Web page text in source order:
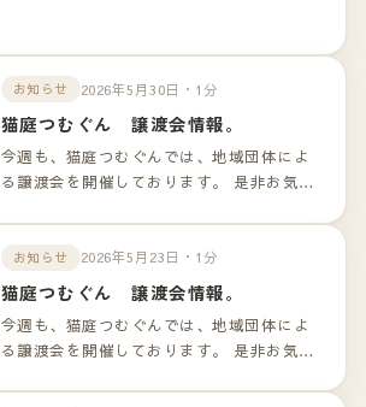
お知らせ 2026年5月30日・1分
猫庭つむぐん 譲渡会情報。
今週も、猫庭つむぐんでは、地域団体によ
る譲渡会を開催しております。 是非お気軽
ンクよりご確認下さいませ。
お知らせ 2026年5月23日・1分
猫庭つむぐん 譲渡会情報。
今週も、猫庭つむぐんでは、地域団体によ
る譲渡会を開催しております。 是非お気軽